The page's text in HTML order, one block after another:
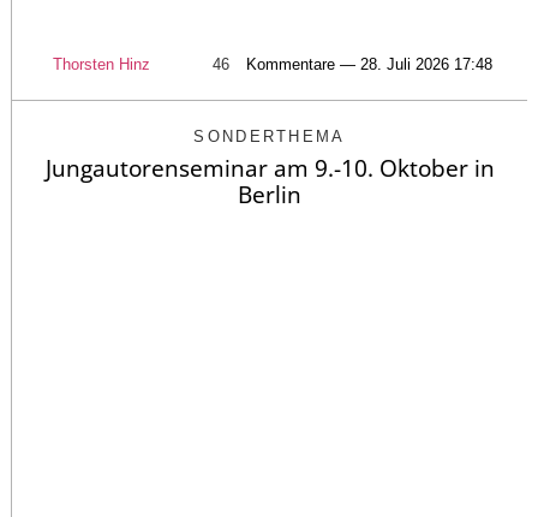
Thorsten Hinz 46 Kommentare — 28. Juli 2026 17:48
SONDERTHEMA
Jungautorenseminar am 9.-10. Oktober in
Berlin